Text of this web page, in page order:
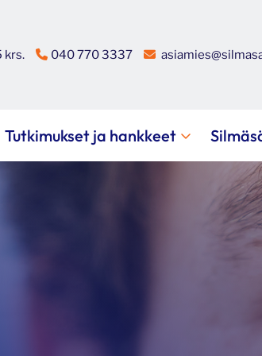
krs. 040 770 3337
Tutkimukset ja hankkeet